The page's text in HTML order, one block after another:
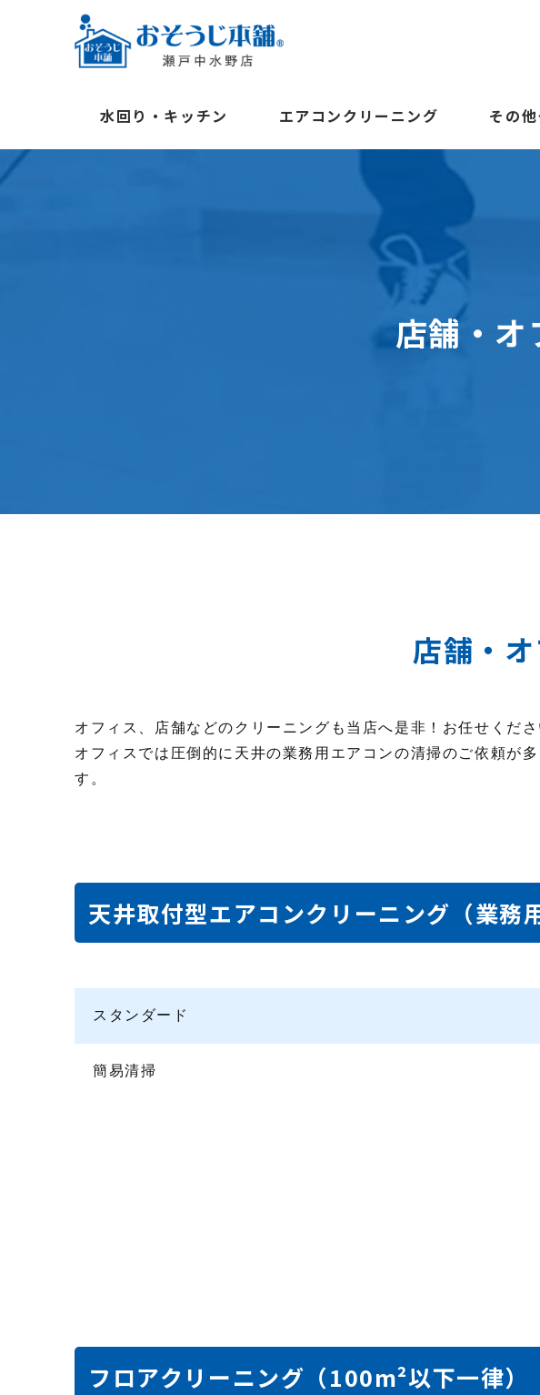
水回り・キッチン エアコンクリーニング その
店舗・オ
店舗・
オフィス、店舗などのクリーニングも当店へ是非！お任せくださ
オフィスでは圧倒的に天井の業務用エアコンの清掃のご依頼が
す。
天井取付型エアコンクリーニング （業務
スタンダード
簡易清掃
フロアクリーニング （100m²以下一律）